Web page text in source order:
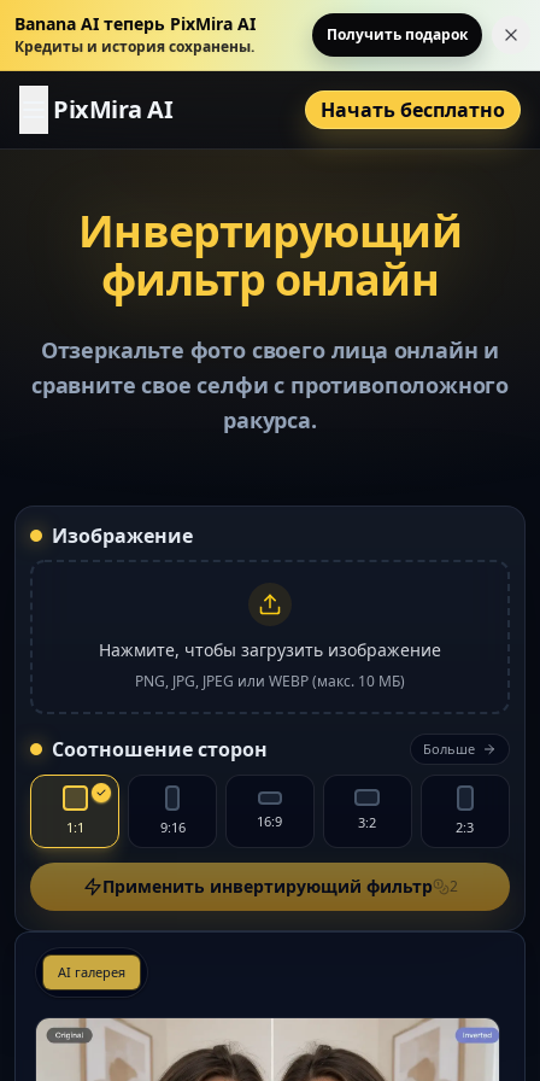
Banana AI теперь PixMira AI
Кредиты и история сохранены.
Получить подарок
PixMira AI Начать бесплатно
Инвертирующий
фильтр онлайн
Отзеркальте фото своего лица онлайн и
сравните свое селфи с противоположного
ракурса.
Изображение
Нажмите, чтобы загрузить изображение
PNG, JPG, JPEG или WEBP (макс. 10 МБ)
Соотношение сторон Больше
1:1 9:16 16:9 3:2 2:3
Применить инвертирующий фильтр 2
AI галерея